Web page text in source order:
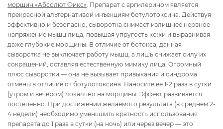
морщин «Абсолют Фикс» . Препарат с аргилерином является
прекрасной альтернативой инъекциям ботулотоксина. Действуя
эффективно и безопасно, сыворотка снимает излишнее нервное
напряжение мышц лица, повышая упругость кожи и выравнивая
даже глубокие морщины. В отличие от ботокса, данная
сыворотка не выключает работу мышц, а лишь снижает силу их
сокращений, оставляя естественную мимику лица. Огромный
плюс сыворотки — она не вызывает привыкания и синдрома
отмены в отличие от ботулотоксина. Наносите ее 1-2 раза в сутки
(утром и вечером) локально на морщины. Эффект развивается
постепенно. При достижении желаемого результата (в среднем 2-
4 недели) необходимо уменьшить кратность использования
препарата до 1 раза в сутки (на ночь) или через вечер — это